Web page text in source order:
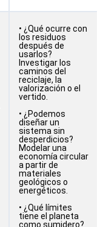
• ¿Qué ocurre con
los residuos
después de
usarlos?
Investigar los
caminos del
reciclaje, la
valorización o el
vertido.
• ¿Podemos
diseñar un
sistema sin
desperdicios?
Modelar una
economía circular
a partir de
materiales
geológicos o
energéticos.
• ¿Qué límites
tiene el planeta
como sumidero?